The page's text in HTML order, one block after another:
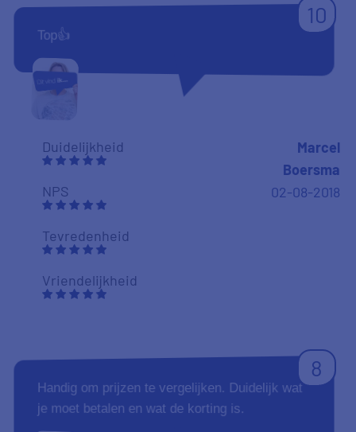
10
Top👍
Duidelijkheid
NPS
Tevredenheid
Vriendelijkheid
Marcel
Boersma
02-08-2018
8
Handig om prijzen te vergelijken. Duidelijk wat
je moet betalen en wat de korting is.